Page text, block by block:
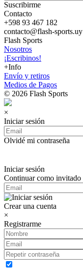
Suscribirme
Contacto
+598 93 467 182
contacto@flash-sports.uy
Flash Sports
Nosotros
¡Escribinos!
+Info
Envío y retiros
Medios de Pagos
© 2026 Flash Sports
×
Iniciar sesión
Olvidé mi contraseña
Iniciar sesión
Continuar como invitado
Crear una cuenta
×
Registrarme